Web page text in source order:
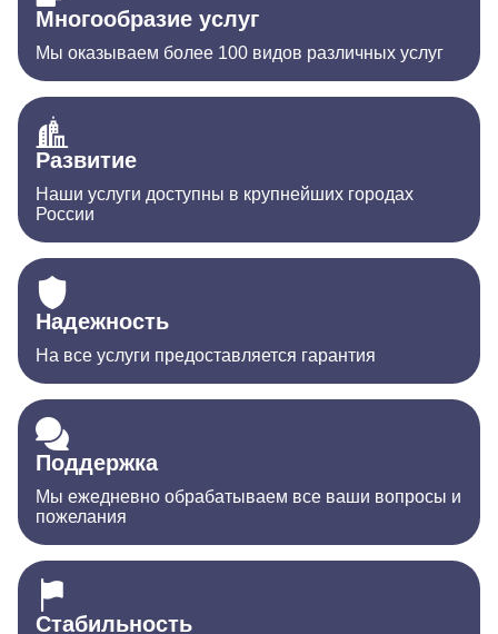
Многообразие услуг
Мы оказываем более 100 видов различных услуг
Развитие
Наши услуги доступны в крупнейших городах
России
Надежность
На все услуги предоставляется гарантия
Поддержка
Мы ежедневно обрабатываем все ваши вопросы и
пожелания
Стабильность